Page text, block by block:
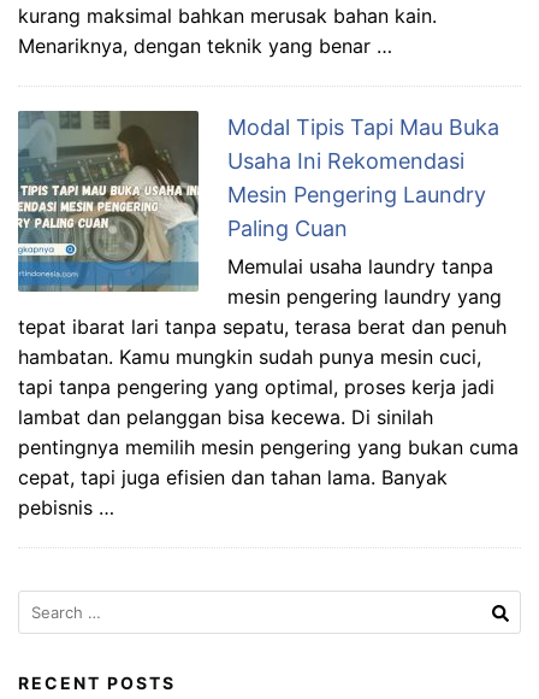
kurang maksimal bahkan merusak bahan kain.
Menariknya, dengan teknik yang benar …
Modal Tipis Tapi Mau Buka
Usaha Ini Rekomendasi
Mesin Pengering Laundry
Paling Cuan
Memulai usaha laundry tanpa
mesin pengering laundry yang
tepat ibarat lari tanpa sepatu, terasa berat dan penuh
hambatan. Kamu mungkin sudah punya mesin cuci,
tapi tanpa pengering yang optimal, proses kerja jadi
lambat dan pelanggan bisa kecewa. Di sinilah
pentingnya memilih mesin pengering yang bukan cuma
cepat, tapi juga efisien dan tahan lama. Banyak
pebisnis …
Search
for:
RECENT POSTS